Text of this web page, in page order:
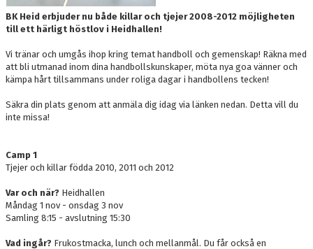
STÖTTA BK HEID - BLI MEDLEM!
DIGITALT MATCHPROGRAM
BK Heid erbjuder nu både killar och tjejer 2008-2012 möjligheten
till ett härligt höstlov i Heidhallen!
Vi tränar och umgås ihop kring temat handboll och gemenskap! Räkna med
att bli utmanad inom dina handbollskunskaper, möta nya goa vänner och
kämpa hårt tillsammans under roliga dagar i handbollens tecken!
Säkra din plats genom att anmäla dig idag via länken nedan. Detta vill du
inte missa!
Camp 1
Tjejer och killar födda 2010, 2011 och 2012
Var och när? Heidhallen
Måndag 1 nov - onsdag 3 nov
Samling 8:15 - avslutning 15:30
Vad ingår? Frukostmacka, lunch och mellanmål. Du får också en